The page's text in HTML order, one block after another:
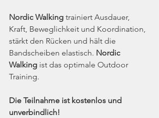
Nordic Walking trainiert Ausdauer,
Kraft, Beweglichkeit und Koordination,
stärkt den Rücken und hält die
Bandscheiben elastisch. Nordic
Walking ist das optimale Outdoor
Training.
Die Teilnahme ist kostenlos und
unverbindlich!